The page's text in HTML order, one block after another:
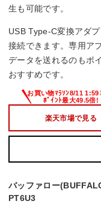
2 倍速
生も可能です。
USB Type-C変換アダ
接続できます。専用ア
データを送れるのもポ
おすすめです。
楽天市場で見る
バッファロー
PT6U3